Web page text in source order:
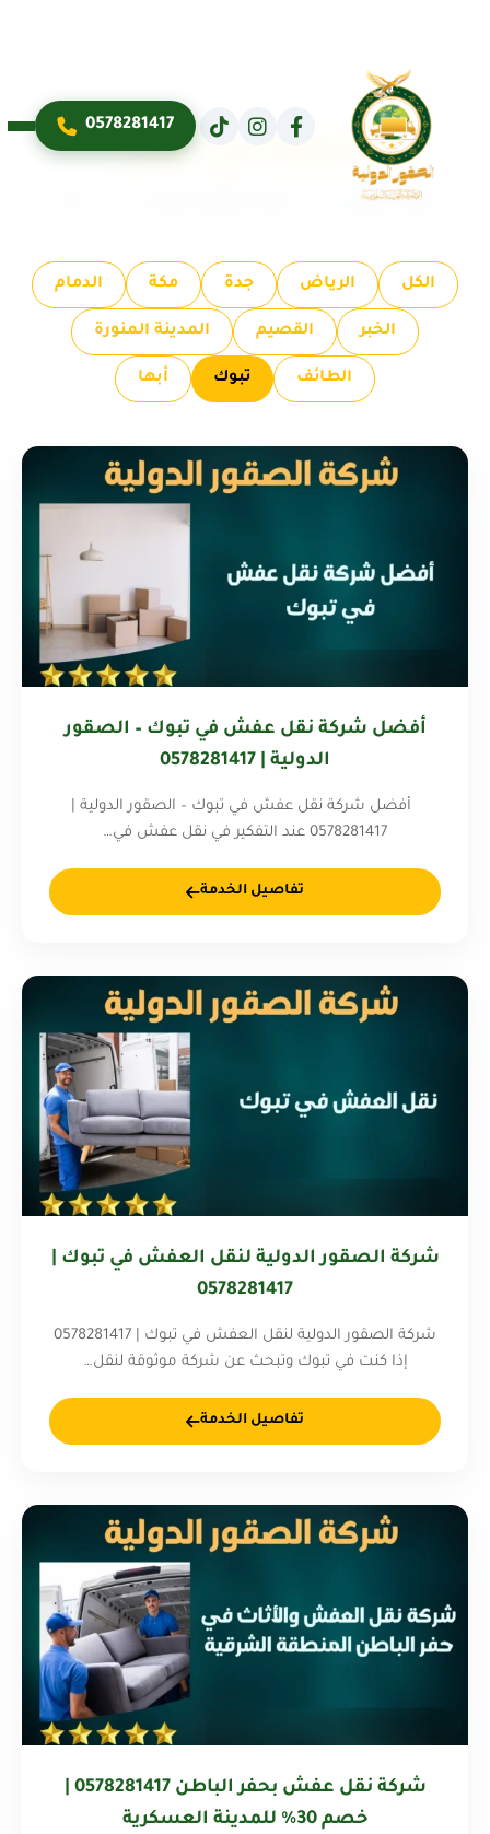
0578281417
خدماتنا في: تبوك
تصفح جميع خدمات شركة الصقور الدولية حسب مدينتك
الكل الرياض جدة مكة الدمام
الخبر القصيم المدينة المنورة
الطائف تبوك أبها
أفضل شركة نقل عفش في تبوك – الصقور
الدولية | 0578281417
أفضل شركة نقل عفش في تبوك – الصقور الدولية |
0578281417 عند التفكير في نقل عفش في…
تفاصيل الخدمة
شركة الصقور الدولية لنقل العفش في تبوك |
0578281417
شركة الصقور الدولية لنقل العفش في تبوك | 0578281417
إذا كنت في تبوك وتبحث عن شركة موثوقة لنقل…
تفاصيل الخدمة
خصم 30% للمدينة العسكرية